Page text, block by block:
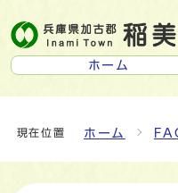
ホーム
現在位置 ホーム